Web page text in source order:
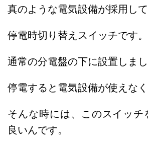
真のような電気設備が採用して
停電時切り替えスイッチです。
通常の分電盤の下に設置しまし
停電すると電気設備が使えな
そんな時には、このスイッチ
良いんです。